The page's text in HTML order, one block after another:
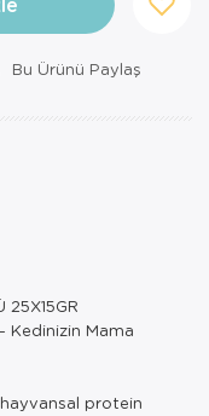
Bu Ürünü Paylaş
25X15GR
Kedinizin Mama
hayvansal protein